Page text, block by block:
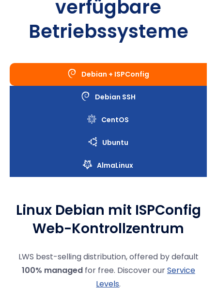
verfügbare
Betriebssysteme
Debian + ISPConfig
Debian SSH
CentOS
Ubuntu
AlmaLinux
Linux Debian mit ISPConfig
Web-Kontrollzentrum
LWS best-selling distribution, offered by default
100% managedfor free. Discover ourService
Levels.